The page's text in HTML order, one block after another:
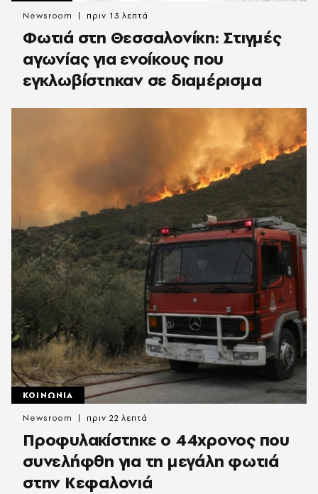
Φωτιά στη Θεσσαλονίκη: Στιγμές
αγωνίας για ενοίκους που
εγκλωβίστηκαν σε διαμέρισμα
Newsroom πριν 13 λεπτά
ΚΟΙΝΩΝΙΑ
Προφυλακίστηκε ο 44χρονος που
συνελήφθη για τη μεγάλη φωτιά
στην Κεφαλονιά
Newsroom πριν 22 λεπτά